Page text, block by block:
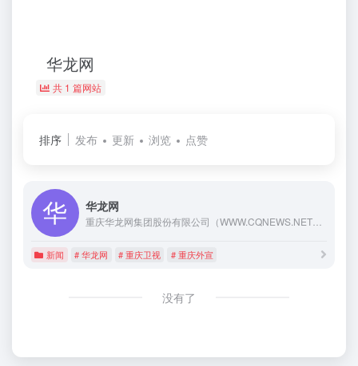
华龙网
共 1 篇网站
排序 发布 更新 浏览 点赞
华龙网
新闻 # 华龙网 # 重庆卫视 # 重庆外宣
没有了